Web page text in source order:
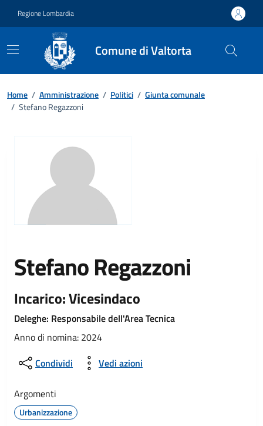
Regione Lombardia
Comune di Valtorta
Home / Amministrazione / Politici / Giunta comunale
/ Stefano Regazzoni
Stefano Regazzoni
Incarico: Vicesindaco
Deleghe: Responsabile dell'Area Tecnica
Anno di nomina: 2024
Condividi
Vedi azioni
Argomenti
Urbanizzazione